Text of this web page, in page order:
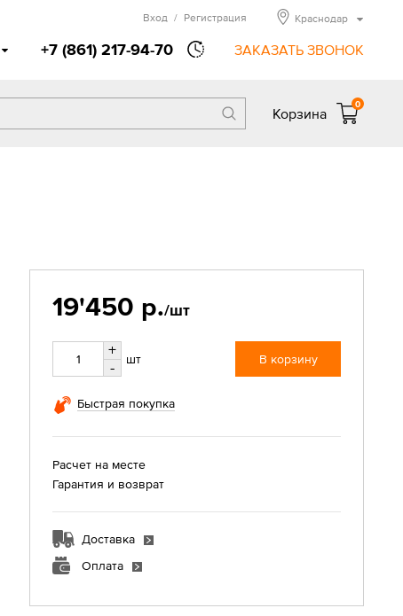
+7 (861) 217-94-70 ЗАКАЗАТЬ ЗВОНОК
Вход / Регистрация Краснодар
Корзина
0
19'450 р./шт
+
-
шт В корзину
Быстрая покупка
Расчет на месте
Гарантия и возврат
Доставка
Оплата